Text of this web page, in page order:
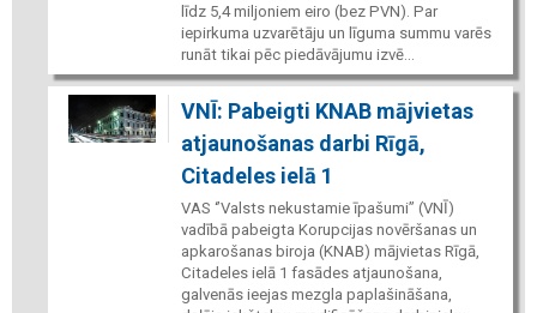
līdz 5,4 miljoniem eiro (bez PVN). Par
iepirkuma uzvarētāju un līguma summu varēs
runāt tikai pēc piedāvājumu izvē...
VNĪ: Pabeigti KNAB mājvietas
atjaunošanas darbi Rīgā,
Citadeles ielā 1
VAS ‘’Valsts nekustamie īpašumi’’ (VNĪ)
vadībā pabeigta Korupcijas novēršanas un
apkarošanas biroja (KNAB) mājvietas Rīgā,
Citadeles ielā 1 fasādes atjaunošana,
galvenās ieejas mezgla paplašināšana,